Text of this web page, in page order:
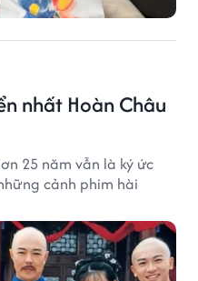
nhất Hoàn Châu
25 năm vẫn là ký ức
cảnh phim hài